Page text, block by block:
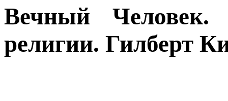
Вечный Человек.
религии. Гилберт